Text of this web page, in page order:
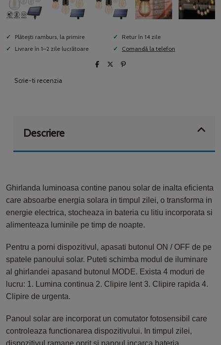
Plătești ramburs, la primire
Retur în 14 zile
Livrare în 1–2 zile lucrătoare
Comandă la telefon
Scrie-ti recenzia
Descriere
Ghirlanda luminoasa contine panou solar de inalta eficienta
care absoarbe energia solara in timpul zilei, o transforma in
energie electrica, stocheaza in bateria cu litiu incorporata si
alimenteaza luminile pe timp de noapte.
Pentru a porni dispozitivul, apasati butonul ON / OFF de pe
spatele panoului solar. Puteti schimba modul de iluminare
al ghirlandei apasand butonul MODE. Exista 4 moduri de
lucru: 1. Lumina continua 2. Clipire lent 3. Clipire rapida 4.
Clipire de urgenta.
Panoul solar are incorporat un comutator fotosensibil care
controleaza functionarea dispozitivului. In timpul zilei,